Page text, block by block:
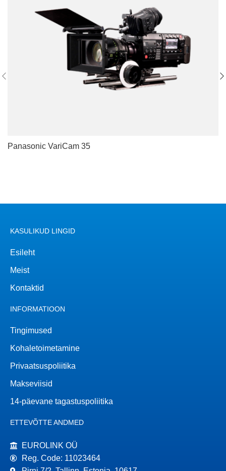
Panasonic VariCam 35
KASULIKUD LINGID
Esileht
Meist
Kontaktid
INFORMATIOON
Tingimused
Kohaletoimetamine
Privaatsuspoliitika
Makseviisid
14-päevane tagastuspoliitika
ETTEVÕTTE ANDMED
EUROLINK OÜ
Reg. Code: 11023464